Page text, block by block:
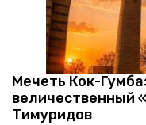
Мечеть Кок-
величественный
Тимуридов